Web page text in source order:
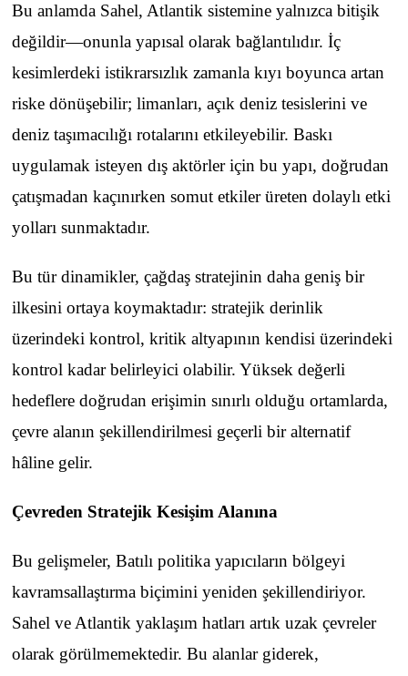
Bu anlamda Sahel, Atlantik sistemine yalnızca bitişik
değildir—onunla yapısal olarak bağlantılıdır. İç
kesimlerdeki istikrarsızlık zamanla kıyı boyunca artan
riske dönüşebilir; limanları, açık deniz tesislerini ve
deniz taşımacılığı rotalarını etkileyebilir. Baskı
uygulamak isteyen dış aktörler için bu yapı, doğrudan
çatışmadan kaçınırken somut etkiler üreten dolaylı etki
yolları sunmaktadır.
Bu tür dinamikler, çağdaş stratejinin daha geniş bir
ilkesini ortaya koymaktadır: stratejik derinlik
üzerindeki kontrol, kritik altyapının kendisi üzerindeki
kontrol kadar belirleyici olabilir. Yüksek değerli
hedeflere doğrudan erişimin sınırlı olduğu ortamlarda,
çevre alanın şekillendirilmesi geçerli bir alternatif
hâline gelir.
Çevreden Stratejik Kesişim Alanına
Bu gelişmeler, Batılı politika yapıcıların bölgeyi
kavramsallaştırma biçimini yeniden şekillendiriyor.
Sahel ve Atlantik yaklaşım hatları artık uzak çevreler
olarak görülmemektedir. Bu alanlar giderek,